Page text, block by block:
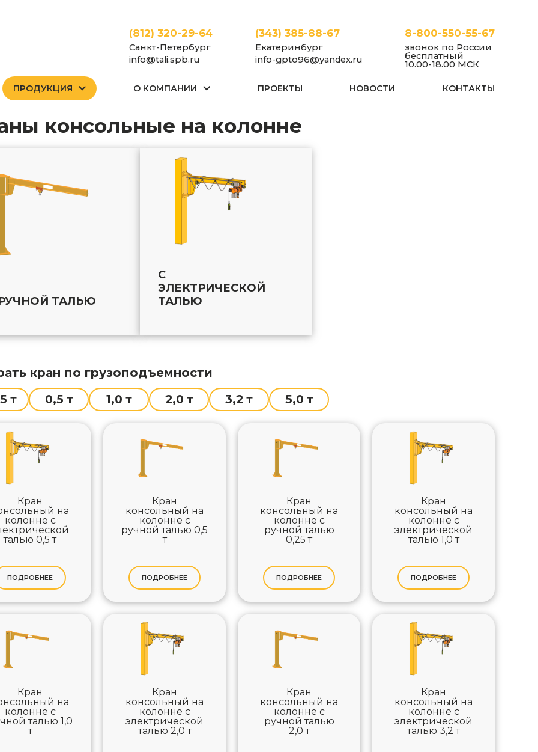
(812) 320-29-64
Санкт-Петербург
info@tali.spb.ru
(343) 385-88-67
Екатеринбург
info-gpto96@yandex.ru
8-800-550-55-67
звонок по России
бесплатный
10.00-18.00 МСК
ПРОДУКЦИЯ О КОМПАНИИ ПРОЕКТЫ НОВОСТИ КОНТАКТЫ
Краны Краны консольные
консольные на колонне
ТАЛЬЮ
С
ЭЛЕКТРИЧЕСКОЙ
ТАЛЬЮ
кран по грузоподъемности
т 0,5 т 1,0 т 2,0 т 3,2 т 5,0 т
Кран
на
колонне с
талью 0,5 т
ПОДРОБНЕЕ
Кран
консольный на
колонне с
ручной талью 0,5
т
ПОДРОБНЕЕ
Кран
консольный на
колонне с
ручной талью
0,25 т
ПОДРОБНЕЕ
Кран
консольный на
колонне с
электрической
талью 1,0 т
ПОДРОБНЕЕ
Кран
на
колонне с
талью 1,0
т
Кран
консольный на
колонне с
электрической
талью 2,0 т
Кран
консольный на
колонне с
ручной талью
2,0 т
Кран
консольный на
колонне с
электрической
талью 3,2 т